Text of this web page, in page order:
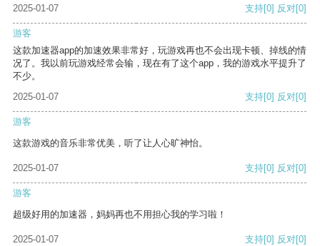
2025-01-07 支持[0] 反对[0]
游客
这款加速器app的加速效果非常好，玩游戏再也不会出现卡顿、掉线的情
况了。我以前玩游戏经常会输，现在有了这个app，我的游戏水平提升了
不少。
2025-01-07
支持[0] 反对[0]
游客
这款游戏的音乐非常优美，听了让人心旷神怡。
2025-01-07 支持[0] 反对[0]
游客
超级好用的加速器，妈妈再也不用担心我的学习啦！
2025-01-07 支持[0] 反对[0]